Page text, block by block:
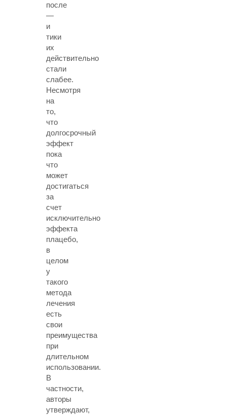
после
—
и
тики
их
действительно
стали
слабее.
Несмотря
на
то,
что
долгосрочный
эффект
пока
что
может
достигаться
за
счет
исключительно
эффекта
плацебо,
в
целом
у
такого
метода
лечения
есть
свои
преимущества
при
длительном
использовании.
В
частности,
авторы
утверждают,